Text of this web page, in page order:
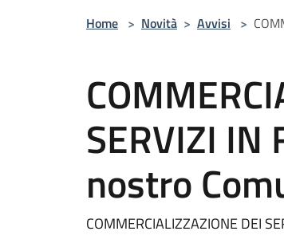
Home > Novità > Avvisi >
SERVIZI IN
nostro
COMMERCIALIZZAZIONE DEI